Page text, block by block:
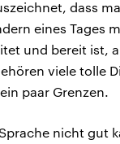
dass
eines Tages
und bereit ist,
viele tolle
paar Grenzen.
nicht gut